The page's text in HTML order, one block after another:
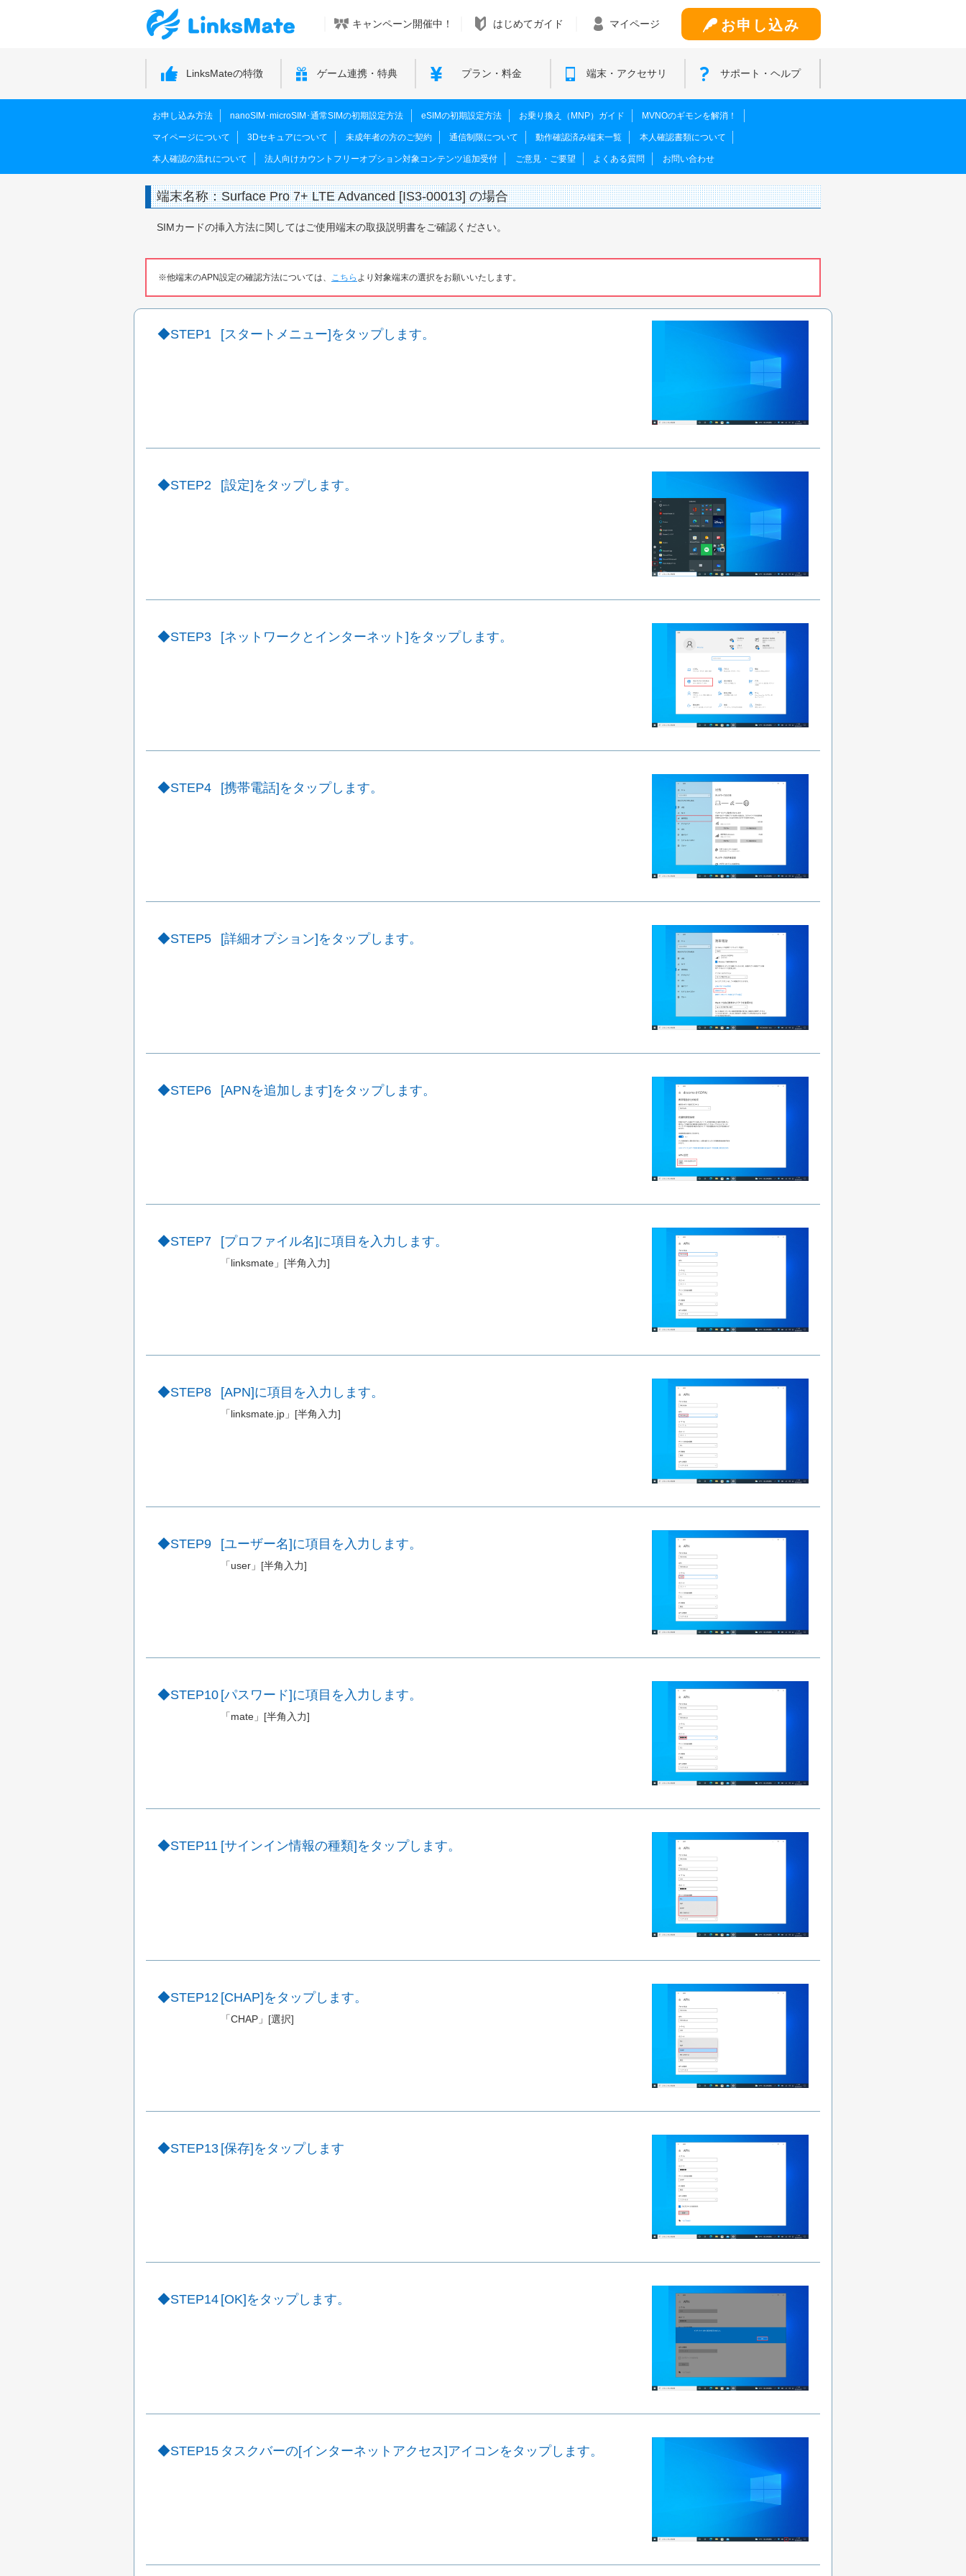
キャンペーン開催中！ はじめてガイド マイページ お申し込み
LinksMateの特徴 ゲーム連携・特典 プラン・料金 端末・アクセサリ サポート・ヘルプ
お申し込み方法 nanoSIM･microSIM･通常SIMの初期設定方法 eSIMの初期設定方法 お乗り換え（MNP）ガイド MVNOのギモンを解消！
マイページについて 3Dセキュアについて 未成年者の方のご契約 通信制限について 動作確認済み端末一覧 本人確認書類について
本人確認の流れについて 法人向けカウントフリーオプション対象コンテンツ追加受付 ご意見・ご要望 よくある質問 お問い合わせ
端末名称：Surface Pro 7+ LTE Advanced [IS3-00013] の場合
SIMカードの挿入方法に関してはご使用端末の取扱説明書をご確認ください。
他端末のAPN設定の確認方法については、 こちら より対象端末の選択をお願いいたします。
STEP1 [スタートメニュー]をタップします。
STEP2 [設定]をタップします。
STEP3 [ネットワークとインターネット]をタップします。
STEP4 [携帯電話]をタップします。
STEP5 [詳細オプション]をタップします。
STEP6 [APNを追加します]をタップします。
STEP7 [プロファイル名]に項目を入力します。
「linksmate」[半角入力]
STEP8 [APN]に項目を入力します。
「linksmate.jp」[半角入力]
STEP9 [ユーザー名]に項目を入力します。
「user」[半角入力]
STEP10 [パスワード]に項目を入力します。
「mate」[半角入力]
STEP11 [サインイン情報の種類]をタップします。
STEP12 [CHAP]をタップします。
「CHAP」[選択]
STEP13 [保存]をタップします
STEP14 [OK]をタップします。
STEP15 タスクバーの[インターネットアクセス]アイコンをタップします。